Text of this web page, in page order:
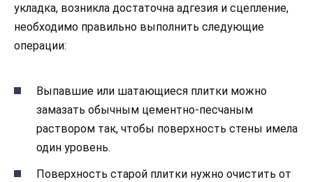
укладка, возникла достаточна адгезия и сцепление,
необходимо правильно выполнить следующие
операции:
Выпавшие или шатающиеся плитки можно
замазать обычным цементно-песчаным
раствором так, чтобы поверхность стены имела
один уровень.
Поверхность старой плитки нужно очистить от